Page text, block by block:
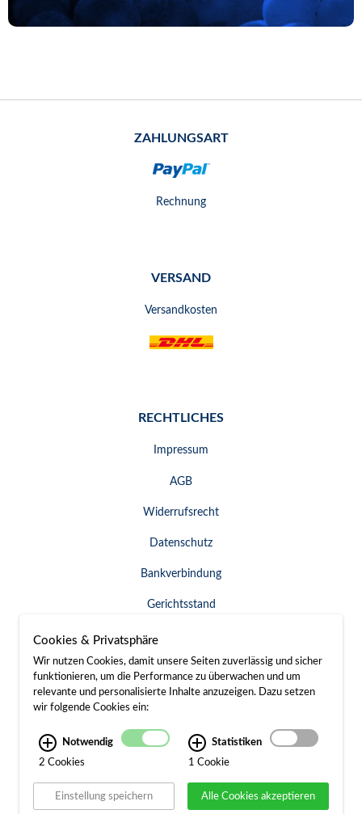
ZAHLUNGSART
Rechnung
VERSAND
Versandkosten
RECHTLICHES
Impressum
AGB
Widerrufsrecht
Datenschutz
Bankverbindung
Gerichtsstand
Widerruf erklären
SERVICE & KONTAKT
Besuch / Anfahrt
Kontakt
Cookies & Privatsphäre
Wir nutzen Cookies, damit unsere Seiten zuverlässig und sicher
funktionieren, um die Performance zu überwachen und um
relevante und personalisierte Inhalte anzuzeigen. Dazu setzen
wir folgende Cookies ein:
Notwendig
2 Cookies
Statistiken
1 Cookie
Einstellung speichern Alle Cookies akzeptieren